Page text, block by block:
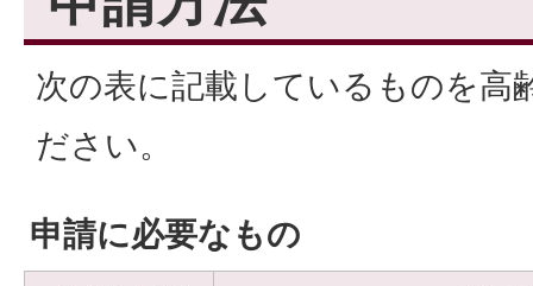
次の表に記載しているものを高
ださい。
申請に必要なもの